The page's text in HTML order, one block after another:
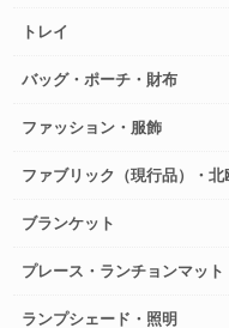
トレイ
バッグ・ポーチ・財布
ファッション・服飾
ファブリック（現行品）・
ブランケット
プレース・ランチョンマット
ランプシェード・照明